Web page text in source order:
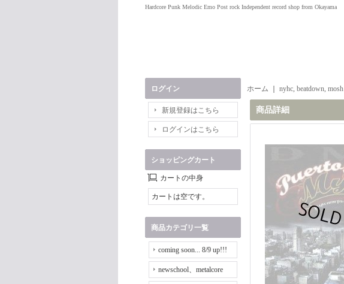
Hardcore Punk Melodic Emo Post rock Independent record shop from Okayama
ログイン
新規登録はこちら
ログインはこちら
ショッピングカート
カートの中身
カートは空です。
商品カテゴリ一覧
coming soon... 8/9 up!!!
newschool、metalcore
ホーム nyhc, beatdown, mosh
商品詳細